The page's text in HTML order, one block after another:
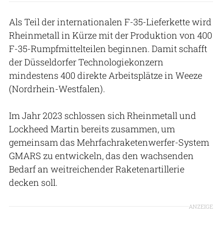
Als Teil der internationalen F-35-Lieferkette wird
Rheinmetall in Kürze mit der Produktion von 400
F-35-Rumpfmittelteilen beginnen. Damit schafft
der Düsseldorfer Technologiekonzern
mindestens 400 direkte Arbeitsplätze in Weeze
(Nordrhein-Westfalen).
Im Jahr 2023 schlossen sich Rheinmetall und
Lockheed Martin bereits zusammen, um
gemeinsam das Mehrfachraketenwerfer-System
GMARS zu entwickeln, das den wachsenden
Bedarf an weitreichender Raketenartillerie
decken soll.
ANZEIGE